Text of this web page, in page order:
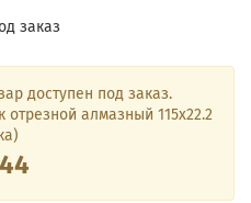
заказ
доступен под заказ.
отрезной алмазный 115х22.2